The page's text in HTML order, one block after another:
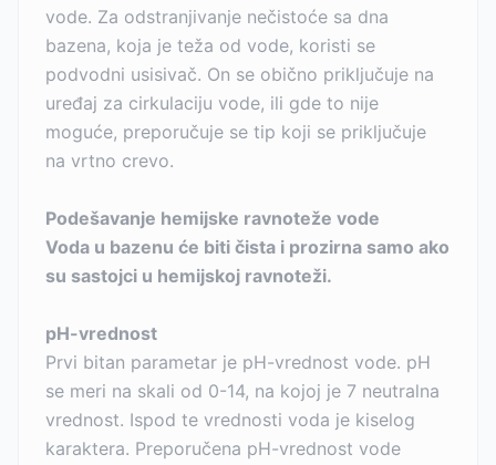
vode. Za odstranjivanje nečistoće sa dna
bazena, koja je teža od vode, koristi se
podvodni usisivač. On se obično priključuje na
uređaj za cirkulaciju vode, ili gde to nije
moguće, preporučuje se tip koji se priključuje
na vrtno crevo.
Podešavanje hemijske ravnoteže vode
Voda u bazenu će biti čista i prozirna samo ako
su sastojci u hemijskoj ravnoteži.
pH-vrednost
Prvi bitan parametar je pH-vrednost vode. pH
se meri na skali od 0-14, na kojoj je 7 neutralna
vrednost. Ispod te vrednosti voda je kiselog
karaktera. Preporučena pH-vrednost vode